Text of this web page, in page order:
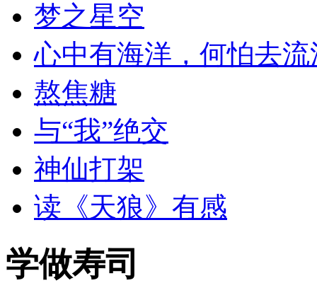
梦之星空
心中有海洋，何怕去流
熬焦糖
与“我”绝交
神仙打架
读《天狼》有感
学做寿司